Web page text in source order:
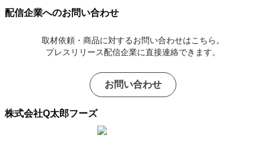
配信企業へのお問い合わせ
取材依頼・商品に対するお問い合わせはこちら。
プレスリリース配信企業に直接連絡できます。
お問い合わせ
株式会社Q太郎フーズ